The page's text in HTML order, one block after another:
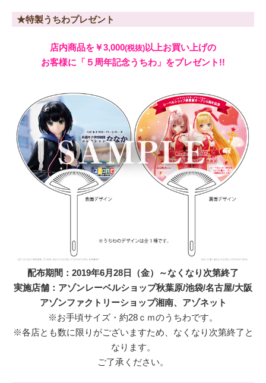
★特製うちわプレゼント
店内商品を￥3,000(税抜)以上お買い上げの
お客様に「５周年記念うちわ」をプレゼント!!
配布期間：2019年6月28日（金）～なくなり次第終了
実施店舗：アゾンレーベルショップ秋葉原/池袋/名古屋/大阪
アゾンファクトリーショップ湘南、アゾネット
※お手頃サイズ・約28ｃｍのうちわです。
※各店とも数に限りがございますため、なくなり次第終了と
なります。
ご了承ください。